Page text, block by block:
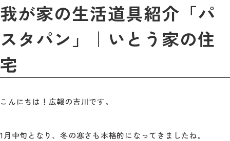
我が家の生活道具紹介「パ
スタパン」｜いとう家の住
宅
こんにちは！広報の吉川です。
1月中旬となり、冬の寒さも本格的になってきましたね。